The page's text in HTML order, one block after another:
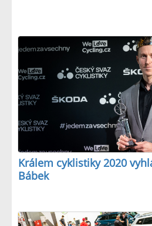
Králem cyklistiky 2020
Bábek